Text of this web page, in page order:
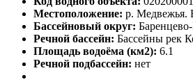
Местоположение: р. Медвежья.
Бассейновый округ:
Речной бассейн: Бассейны рек
Площадь водоёма (км2): 6.1
Речной подбассейн: нет